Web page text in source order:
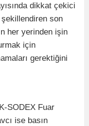
dikkat çekici
son
her yerinden işin
için
gerektiğini
SODEX Fuar
ise basın